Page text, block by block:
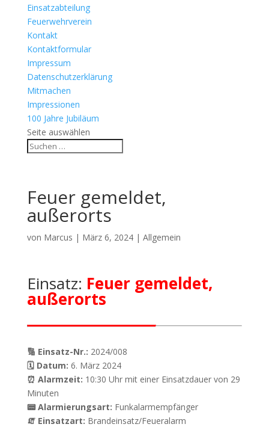
Einsatzabteilung
Feuerwehrverein
Kontakt
Kontaktformular
Impressum
Datenschutzerklärung
Mitmachen
Impressionen
100 Jahre Jubiläum
Seite auswählen
Feuer gemeldet,
außerorts
von Marcus | März 6, 2024| Allgemein
Einsatz: Feuer gemeldet,
außerorts
🔢 Einsatz-Nr.: 2024/008
🗓 Datum: 6. März 2024
⏰ Alarmzeit: 10:30 Uhr mit einer Einsatzdauer von 29
Minuten
📟 Alarmierungsart: Funkalarmempfänger
🧯 Einsatzart: Brandeinsatz/Feueralarm